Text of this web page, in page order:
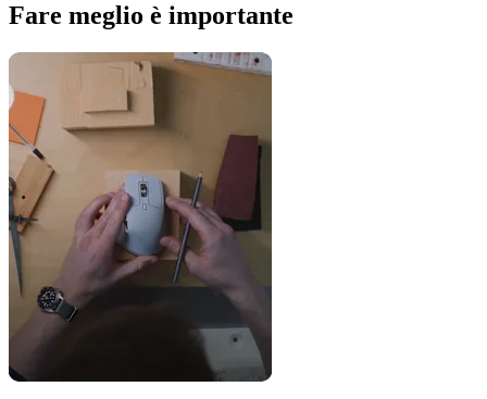
Fare meglio è importante